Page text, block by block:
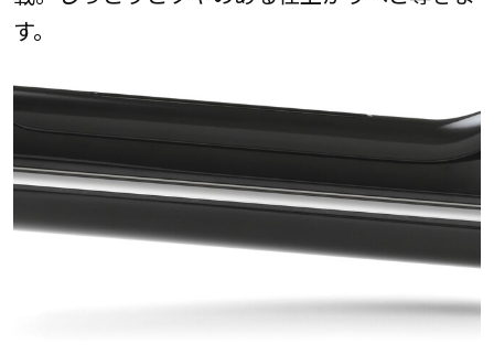
す。